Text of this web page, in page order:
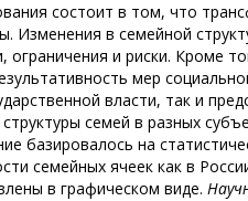
состоит в том, что
Изменения в семейной
и риски. Кроме
мер
власти, так и
семей в разных
базировалось на
семейных ячеек как в
в графическом виде.